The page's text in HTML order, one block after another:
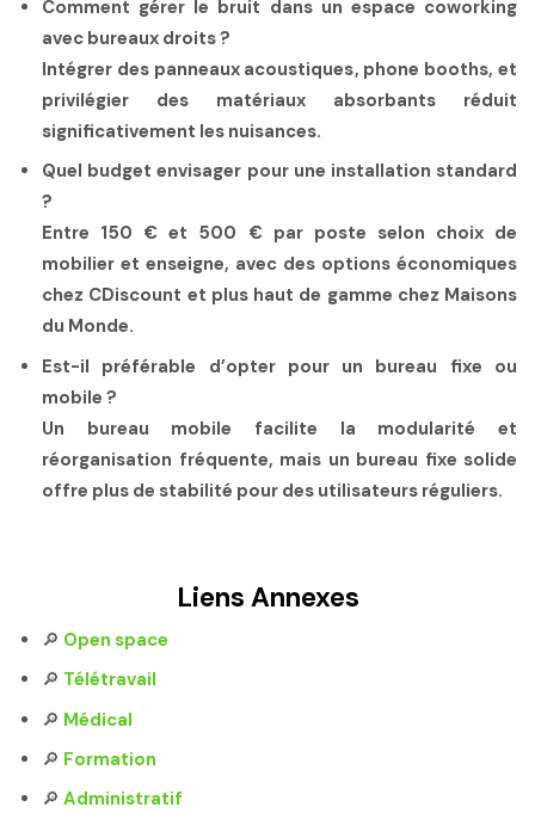
Comment gérer le bruit dans un espace coworking
avec bureaux droits ?
Intégrer des panneaux acoustiques, phone booths, et
privilégier des matériaux absorbants réduit
significativement les nuisances.
Quel budget envisager pour une installation standard
?
Entre 150 € et 500 € par poste selon choix de
mobilier et enseigne, avec des options économiques
chez CDiscount et plus haut de gamme chez Maisons
du Monde.
Est-il préférable d’opter pour un bureau fixe ou
mobile ?
Un bureau mobile facilite la modularité et
réorganisation fréquente, mais un bureau fixe solide
offre plus de stabilité pour des utilisateurs réguliers.
Liens Annexes
🔎 Open space
🔎 Télétravail
🔎 Médical
🔎 Formation
🔎 Administratif